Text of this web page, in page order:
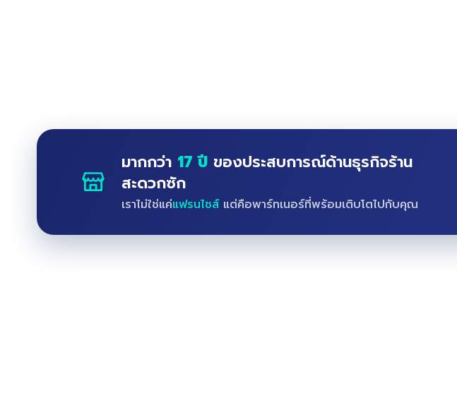
มากกว่า 17 ปี ของประสบการณ์ด้านธุรกิจร้าน
สะดวกซัก
เราไม่ใช่แค่แฟรนไชส์แต่คือพาร์ทเนอร์ที่พร้อมเติบโตไปกับคุณ